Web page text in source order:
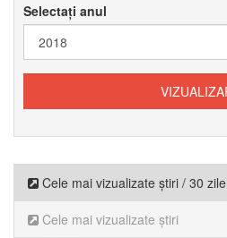
Selectați anul
Cele mai vizualizate știri / 30 zile
Cele mai vizualizate știri